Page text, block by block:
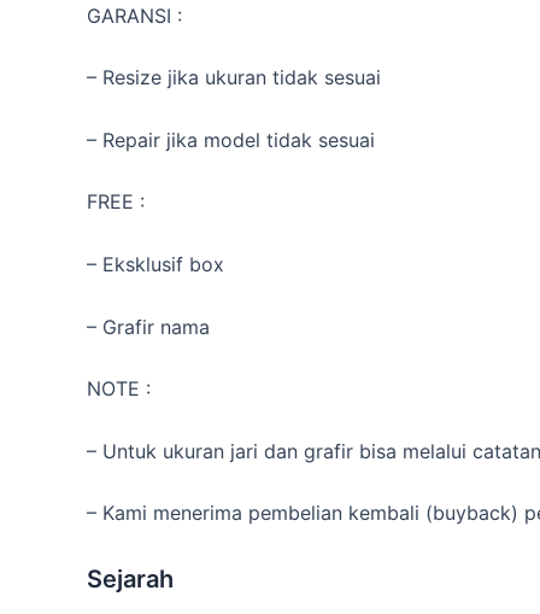
GARANSI :
– Resize jika ukuran tidak sesuai
– Repair jika model tidak sesuai
FREE :
– Eksklusif box
– Grafir nama
NOTE :
– Untuk ukuran jari dan grafir bisa melalui
– Kami menerima pembelian kembali (buyback)
Sejarah